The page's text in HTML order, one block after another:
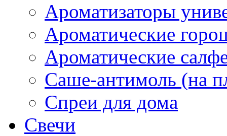
Ароматизаторы
Ароматические
Ароматические
Саше-антимоль (на
Спреи для дома
Свечи